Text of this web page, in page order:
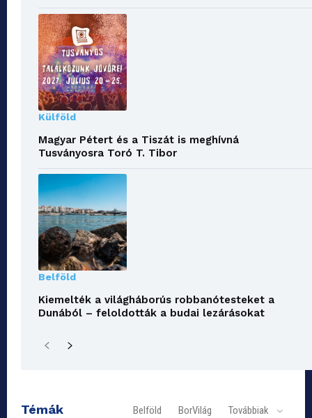
Külföld
Magyar Pétert és a Tiszát is meghívná
Tusványosra Toró T. Tibor
Belföld
Kiemelték a világháborús robbanótesteket a
Dunából – feloldották a budai lezárásokat
Témák Belföld BorVilág Továbbiak